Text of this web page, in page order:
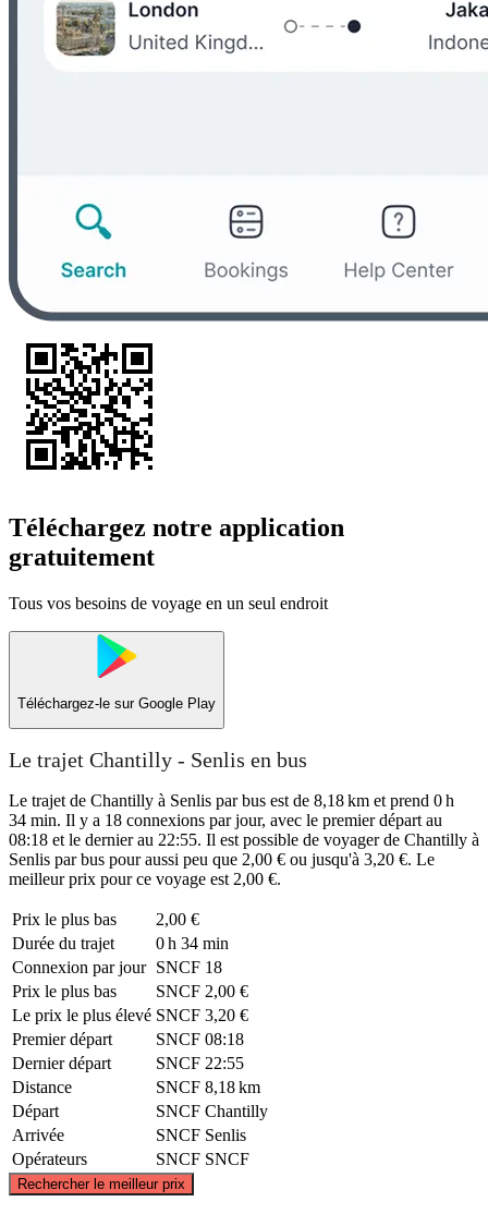
Téléchargez notre application
gratuitement
Tous vos besoins de voyage en un seul endroit
Téléchargez-le sur Google Play
Le trajet Chantilly - Senlis en bus
Le trajet de Chantilly à Senlis par bus est de 8,18 km et prend 0 h
34 min. Il y a 18 connexions par jour, avec le premier départ au
08:18 et le dernier au 22:55. Il est possible de voyager de Chantilly à
Senlis par bus pour aussi peu que 2,00 € ou jusqu'à 3,20 €. Le
meilleur prix pour ce voyage est 2,00 €.
Prix ​​le plus bas
2,00 €
Durée du trajet
0 h 34 min
Connexion par jour SNCF 18
Prix ​​le plus bas
SNCF 2,00 €
Le prix le plus élevé SNCF 3,20 €
Premier départ
SNCF 08:18
Dernier départ
SNCF 22:55
Distance
SNCF 8,18 km
Départ
SNCF Chantilly
Arrivée
SNCF Senlis
Opérateurs
SNCF SNCF
Rechercher le meilleur prix